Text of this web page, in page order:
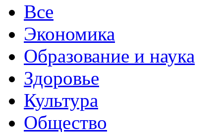
Все
Экономика
Образование и наука
Здоровье
Культура
Общество